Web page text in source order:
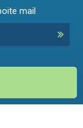
mail